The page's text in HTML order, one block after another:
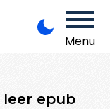
Menu
leer epub